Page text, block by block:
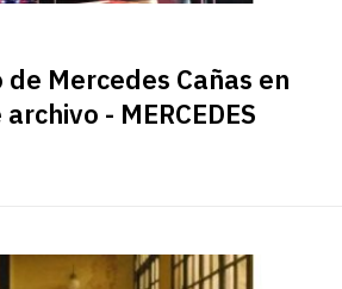
de Mercedes Cañas en
- MERCEDES